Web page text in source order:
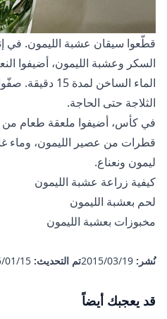
قطّعوا سيقان عشبة الليمون. في
السكر وعشبة الليمون، أضيفوا
الماء الساخن
الثلاجة حتى الحاجة.
في كأس، أضيفوا ملعقة طعام من
قطرات من عصير الليمون، وماء
ليمون ونعناع.
كيفية زراعة عشبة الليمون
لحم بعشبة الليمون
مخبوزات بعشبة الليمون
نُشر: 19‏/03‏/2015 تم التحديث: 15‏/01‏/2025
قد يعجبك أيضاً